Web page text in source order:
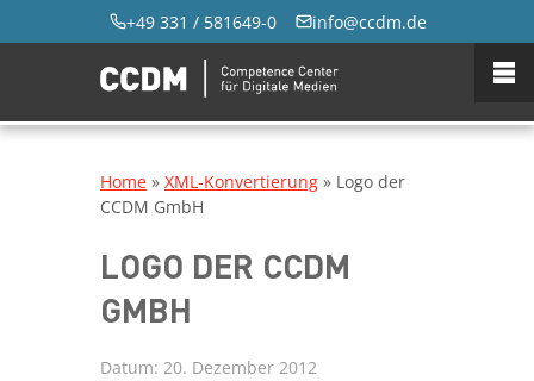
+49 331 / 581649-0 info@ccdm.de
Home » XML-Konvertierung » Logo der
CCDM GmbH
LOGO DER CCDM
GMBH
Datum: 20. Dezember 2012